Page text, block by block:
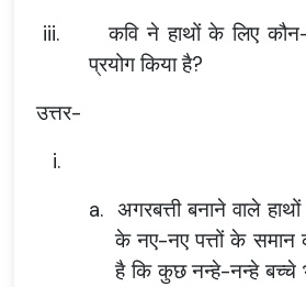
iii.
कवि ने हाथों के लिए
प्रयोग किया है?
उत्तर-
i.
a. अगरबत्ती बनाने वाले
के नए-नए पत्तों के
है कि कुछ नन्हे-नन्हे बच्चे